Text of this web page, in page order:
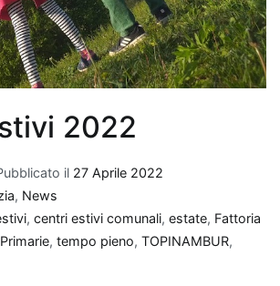
2022
il 27 Aprile 2022
, News
, centri estivi comunali, estate, Fattoria
Primarie, tempo pieno, TOPINAMBUR,